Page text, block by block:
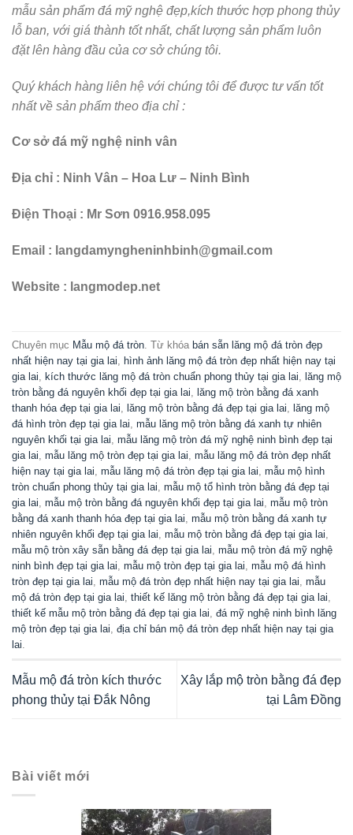
mẫu sản phẩm đá mỹ nghệ đẹp,kích thước hợp phong thủy
lỗ ban, với giá thành tốt nhất, chất lượng sản phẩm luôn
đặt lên hàng đầu của cơ sở chúng tôi.
Quý khách hàng liên hệ với chúng tôi để được tư vấn tốt
nhất về sản phẩm theo địa chỉ :
Cơ sở đá mỹ nghệ ninh vân
Địa chỉ : Ninh Vân – Hoa Lư – Ninh Bình
Điện Thoại : Mr Sơn 0916.958.095
Email : langdamyngheninhbinh@gmail.com
Website : langmodep.net
Chuyên mục Mẫu mộ đá tròn . Từ khóa bán sẵn lăng mộ đá tròn đẹp
nhất hiện nay tại gia lai
hình ảnh lăng mộ đá tròn đẹp nhất hiện nay tại
gia lai
kích thước lăng mộ đá tròn chuẩn phong thủy tại gia lai
lăng mộ
tròn bằng đá nguyên khối đẹp tại gia lai
lăng mộ tròn bằng đá xanh
thanh hóa đẹp tại gia lai
lăng mộ tròn bằng đá đẹp tại gia lai
lăng mộ
đá hình tròn đẹp tại gia lai mẫu lăng mộ tròn bằng đá xanh tự nhiên
nguyên khối tại gia lai mẫu lăng mộ tròn đá mỹ nghệ ninh bình đẹp tại
gia lai mẫu lăng mộ tròn đẹp tại gia lai mẫu lăng mộ đá tròn đẹp nhất
hiện nay tại gia lai mẫu lăng mộ đá tròn đẹp tại gia lai mẫu mộ hình
tròn chuẩn phong thủy tại gia lai mẫu mộ tổ hình tròn bằng đá đẹp tại
gia lai mẫu mộ tròn bằng đá nguyên khối đẹp tại gia lai mẫu mộ tròn
bằng đá xanh thanh hóa đẹp tại gia lai mẫu mộ tròn bằng đá xanh tự
nhiên nguyên khối đẹp tại gia lai mẫu mộ tròn bằng đá đẹp tại gia lai
mẫu mộ tròn xây sẵn bằng đá đẹp tại gia lai mẫu mộ tròn đá mỹ nghệ
ninh bình đẹp tại gia lai mẫu mộ tròn đẹp tại gia lai mẫu mộ đá hình
tròn đẹp tại gia lai mẫu mộ đá tròn đẹp nhất hiện nay tại gia lai mẫu
mộ đá tròn đẹp tại gia lai thiết kế lăng mộ tròn bằng đá đẹp tại gia lai
thiết kế mẫu mộ tròn bằng đá đẹp tại gia lai đá mỹ nghệ ninh bình lăng
mộ tròn đẹp tại gia lai địa chỉ bán mộ đá tròn đẹp nhất hiện nay tại gia
lai
Mẫu mộ đá tròn kích thước
phong thủy tại Đắk Nông
Xây lắp mộ tròn bằng đá đẹp
tại Lâm Đồng
Bài viết mới